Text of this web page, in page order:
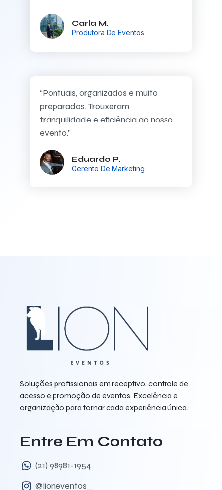
Carla M.
Produtora De Eventos
“Pontuais, organizados e muito
preparados. Trouxeram
tranquilidade e eficiência ao nosso
evento.”
Eduardo P.
Gerente De Marketing
Soluções profissionais em receptivo, controle de
acesso e promoção de eventos. Excelência e
organização para tornar cada experiência única.
Entre Em Contato
(21) 98981-1954
@lioneventos_